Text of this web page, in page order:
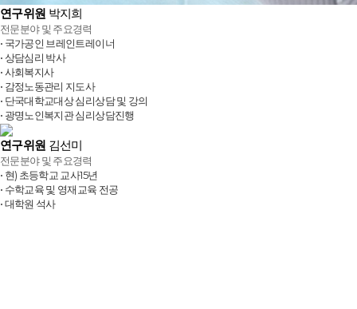
연구위원 박지희
전문분야 및 주요경력
• 국가공인 브레인트레이너
• 상담심리 박사
• 사회복지사
• 감정노동관리 지도사
• 단국대학교대상 심리상담 및 강의
• 광명노인복지관 심리상담진행
연구위원 김선미
전문분야 및 주요경력
• 현) 초등학교 교사15년
• 수학교육 및 영재교육 전공
• 대학원 석사